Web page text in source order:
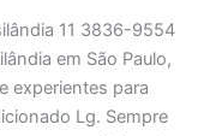
11 3836-9554
em São Paulo,
experientes para
Lg. Sempre